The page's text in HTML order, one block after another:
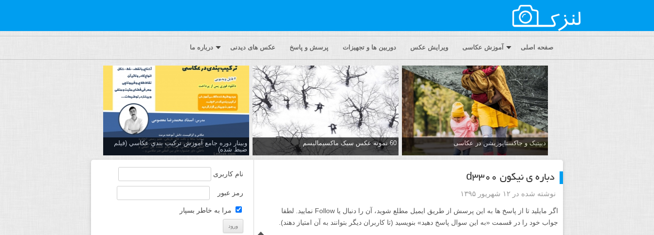
صفحه اصلی آموزش عکاسی ویرایش عکس دوربین ها و تجهیزات پرسش و پاسخ عکس های دیدنی درباره ما
دیپتیک و جاکستا‌پوزیشن در عکاسی 60 نمونه عکس سبک ماکسیمالیسم
وبینار دوره جامع آموزش تركيب بندي عكاسي (فیلم
ضبط شده)
دباره ی نیکون d3300
نوشته شده در ۱۲ شهریور ۱۳۹۵
اگر مایلید تا از پاسخ ها به این پرسش از طریق ایمیل مطلع شوید، آن را دنبال یا Follow نمایید. لطفا
جواب خود را در قسمت «به این سوال پاسخ دهید» بنویسید (تا کاربران دیگر بتوانند به آن امتیاز دهند).
نام کاربری
رمز عبور
مرا به خاطر بسپار